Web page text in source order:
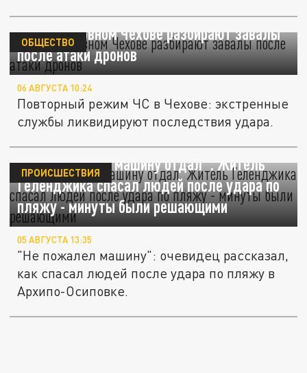
В подмосковном Чехове разбирают завалы
после атаки дронов
ОБЩЕСТВО
06 АВГУСТА 10:24
Повторный режим ЧС в Чехове: экстренные
службы ликвидируют последствия удара.
"Сам не мог, но машину отдал". Житель
Геленджика спасал людей после удара по
пляжу - минуты были решающими
ПРОИСШЕСТВИЯ
05 АВГУСТА 13:35
"Не пожалел машину": очевидец рассказал,
как спасал людей после удара по пляжу в
Архипо-Осиповке.